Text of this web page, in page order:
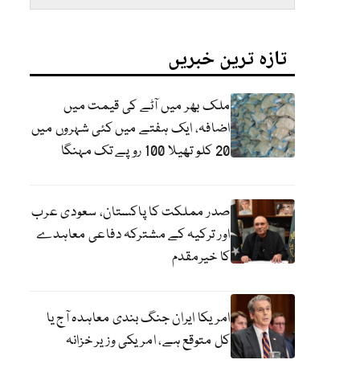
تازہ ترین خبریں
ملک بھر میں آٹے کی قیمت میں
اضافہ، ایک ہفتے میں کئی شہروں میں
20 کلو تھیلا 100 روپے تک مہنگا
صدر مملکت کا پاکستان، سعودی عرب
اور ترکیہ کے مشترکہ دفاعی معاہدے
کا خیرمقدم
امریکا ایران جنگ بندی معاہدہ آج یا
کل متوقع ہے، امریکی وزیر خزانہ